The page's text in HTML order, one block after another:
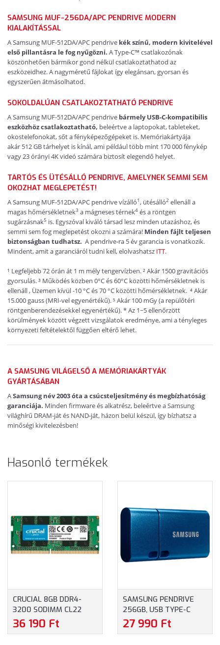
SAMSUNG MUF-256DA/APC PENDRIVE MODERN
KIALAKÍTÁSSAL
A Samsung MUF-512DA/APC pendrive kék színű, modern kivitelével
első pillantásra le fog nyűgözni. A Type-C™ csatlakozónak
köszönhetően bármikor gond nélkül csatlakoztathatod az
eszközeidhez. A nagyméretű fájlokat így elegánsan, gyorsan és
egyszerűen átmásolhatod.
SOKOLDALÚAN CSATLAKOZTATHATÓ PENDRIVE
A Samsung MUF-512DA/APC pendrive bármely USB-C-kompatibilis
eszközhöz csatlakoztatható, beleértve a laptopokat, tableteket,
okostelefonokat, sőt a fényképezőgépeket is. Memóriakártyája
akár 512 GB tárhelyet is kínál, ami például több mint 170 000 fénykép
vagy 23 órányi 4K videó számára biztosít elegendő helyet.
TARTÓS ÉS ÜTÉSÁLLÓ PENDRIVE, AMELYNEK SEMMI SEM
OKOZHAT MEGLEPETÉST!
A Samsung MUF-512DA/APC pendrive vízálló1, ütésálló2 ellenáll a
magas hőmérsékletnek3 a mágneses térnek4 és a röntgen
sugárzásnak5 is. Egyszóval kiváló társad lesz minden utazáshoz, és
semmi sem fog meglepetést okozni a számára! Minden fájlt teljesen
biztonságban tudhatsz. A pendrive-ra 5 év garancia is vonatkozik.
Mindent, amit a garanciáról tudni kell, elolvashatsz ITT.
¹ Legfeljebb 72 órán át 1 m mély tengervízben. ² Akár 1500 gravitációs
gyorsulás. ³ Működés közben 0°C és 60°C közötti hőmérsékletnek is
ellenáll , Üzemen kívül -10 °C és 70 °C közötti hőmérsékletnek. ⁴ Akár
15.000 gauss (MRI-vel egyenértékű). ⁵ Akár 100 mGy (a repülőtéri
röntgenberendezésekkel egyenértékű). * Az 1~5 ellenőrzött
körülmények között végzett vizsgálatok eredménye, ami a tényleges
környezeti feltételektől függően eltérő lehet.
A SAMSUNG VILÁGELSŐ A MEMÓRIAKÁRTYÁK
GYÁRTÁSÁBAN
ASamsung név 2003 óta a csúcsteljesítmény és megbízhatóság
garanciája. Minden firmware és alkatrész, beleértve a Samsung
világhírű DRAM-ját és NAND-ját, házon belül készül, így bízhatsz a
minőségi kivitelezésben!
Hasonló termékek
CRUCIAL 8GB DDR4-
3200 SODIMM CL22
(CT8G4SFRA32A)
36 190 Ft
SAMSUNG PENDRIVE
256GB, USB TYPE-C
(MUF-256DA/APC)
27 990 Ft